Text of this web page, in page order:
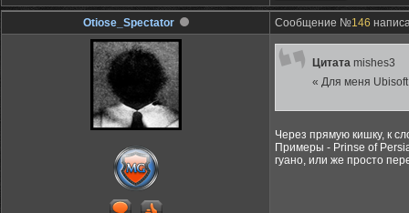
Otiose_Spectator Сообщение №146
Цитата mishes3
« Для меня
Через прямую кишку, к
Примеры - Prinse of
гуано, или же просто